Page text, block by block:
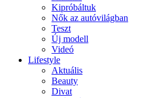
Kipróbáltuk
Nők az autóvilágban
Teszt
Új modell
Videó
Lifestyle
Aktuális
Beauty
Divat